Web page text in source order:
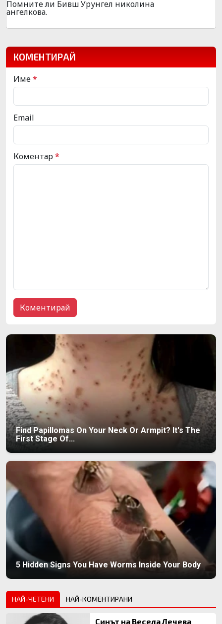
Помните ли Бивш Урунгел николина
ангелкова.
КОМЕНТИРАЙ
Име*
Email
Коментар*
Find Papillomas On Your Neck Or Armpit? It's The
First Stage Of...
5 Hidden Signs You Have Worms Inside Your Body
НАЙ-ЧЕТЕНИ НАЙ-КОМЕНТИРАНИ
Синът на Весела Лечева